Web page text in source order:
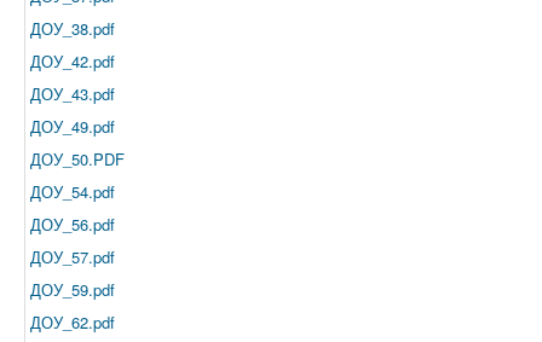
ДОУ_38.pdf
ДОУ_42.pdf
ДОУ_43.pdf
ДОУ_49.pdf
ДОУ_50.PDF
ДОУ_54.pdf
ДОУ_56.pdf
ДОУ_57.pdf
ДОУ_59.pdf
ДОУ_62.pdf